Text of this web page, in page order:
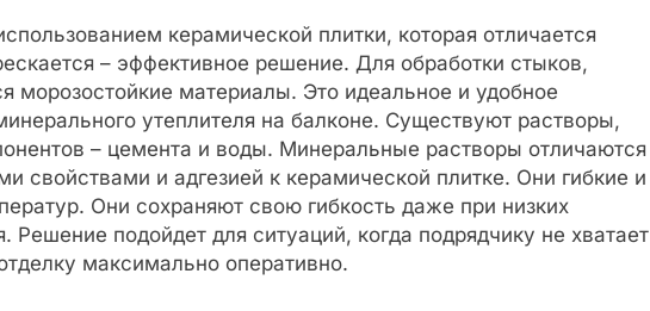
керамической плитки, которая отличается
– эффективное решение. Для обработки стыков,
морозостойкие материалы. Это идеальное и удобное
утеплителя на балконе. Существуют растворы,
– цемента и воды. Минеральные растворы отличаются
свойствами и адгезией к керамической плитке. Они гибкие и
Они сохраняют свою гибкость даже при низких
Решение подойдет для ситуаций, когда подрядчику не хватает
максимально оперативно.